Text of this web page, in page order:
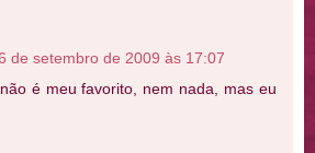
de setembro de 2009 às 17:07
é meu favorito, nem nada, mas eu